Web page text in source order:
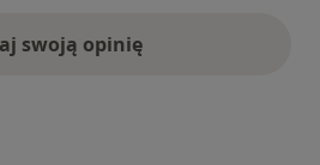
swoją opinię